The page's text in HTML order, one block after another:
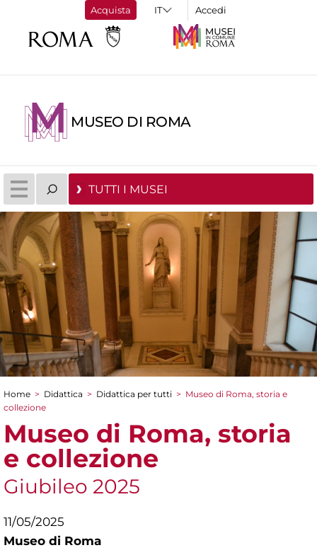
Acquista Accedi
MUSEO DI ROMA
TUTTI I MUSEI
Tu sei qui
Home > Didattica > Didattica per tutti > Museo di Roma, storia e
collezione
Museo di Roma, storia
e collezione
Giubileo 2025
11/05/2025
Museo di Roma